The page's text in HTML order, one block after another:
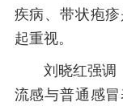
疾病、带状疱
起重视。
刘晓红强调
流感与普通感